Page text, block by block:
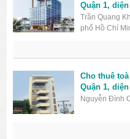
Quận 1,
40000USD
Trần Quang
phố Hồ Chí
Cho thuê
Quận 1,
27000$
Nguyễn Đình